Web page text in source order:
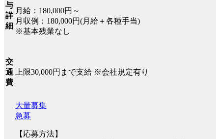
与
詳
細
月給：180,000円～
月収例：180,000円(月給＋各種手当)
※基本残業なし
交
通
費
上限30,000円まで支給 ※会社規定有り
大量募集
急募
【応募方法】